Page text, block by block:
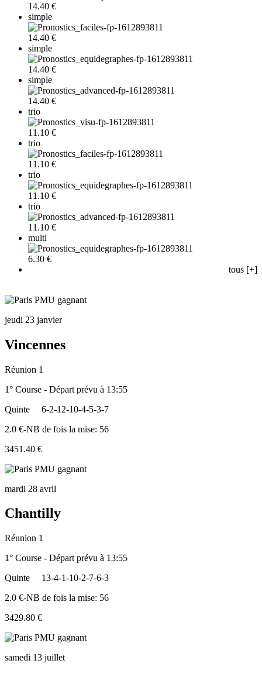
14.40 €
simple
14.40 €
simple
14.40 €
simple
14.40 €
trio
11.10 €
trio
11.10 €
trio
11.10 €
trio
11.10 €
multi
6.30 €
tous [+]
jeudi 23 janvier
Vincennes
Réunion 1
1° Course - Départ prévu à 13:55
Quinte
6-2-12-10-4-5-3-7
2.0 €-NB de fois la mise: 56
3451.40 €
mardi 28 avril
Chantilly
Réunion 1
1° Course - Départ prévu à 13:55
Quinte
13-4-1-10-2-7-6-3
2.0 €-NB de fois la mise: 56
3429.80 €
samedi 13 juillet